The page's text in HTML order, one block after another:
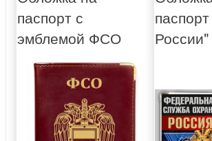
паспорт с
эмблемой ФСО
России"